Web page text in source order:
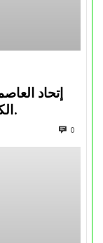
إتحاد
الكونفيدرالية الإفريقية الموسم القادم.
0